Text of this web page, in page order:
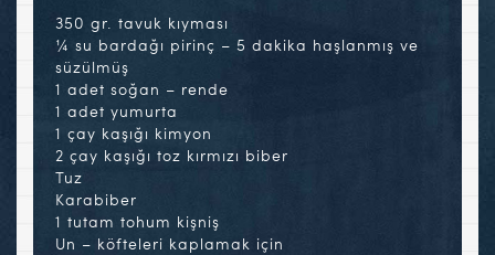
350 gr. tavuk kıyması
¼ su bardağı pirinç – 5 dakika haşlanmış ve
süzülmüş
1 adet soğan – rende
1 adet yumurta
1 çay kaşığı kimyon
2 çay kaşığı toz kırmızı biber
Tuz
Karabiber
1 tutam tohum kişniş
Un – köfteleri kaplamak için